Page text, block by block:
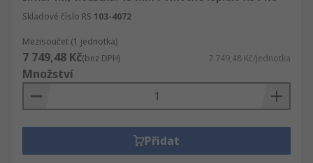
Skladové číslo RS 103-4072
Mezisoučet (1 jednotka)
7 749,48 Kč(bez DPH) 7 749,48 Kč/jednotka
Množství
Přidat